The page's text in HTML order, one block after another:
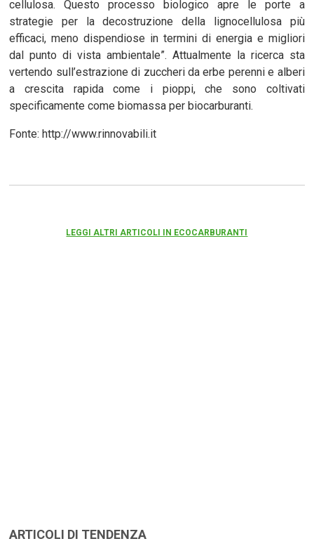
cellulosa. Questo processo biologico apre le porte a
strategie per la decostruzione della lignocellulosa più
efficaci, meno dispendiose in termini di energia e migliori
dal punto di vista ambientale”. Attualmente la ricerca sta
vertendo sull’estrazione di zuccheri da erbe perenni e alberi
a crescita rapida come i pioppi, che sono coltivati
specificamente come biomassa per biocarburanti.
Fonte: http://www.rinnovabili.it
LEGGI ALTRI ARTICOLI IN ECOCARBURANTI
ARTICOLI DI TENDENZA